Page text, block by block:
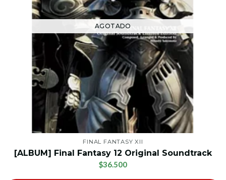
AGOTADO
FINAL FANTASY XII
[ALBUM] Final Fantasy 12 Original Soundtrack
$36.500